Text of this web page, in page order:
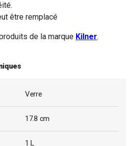
être remplacé
de la marque Kilner.
Verre
17.8 cm
1 L